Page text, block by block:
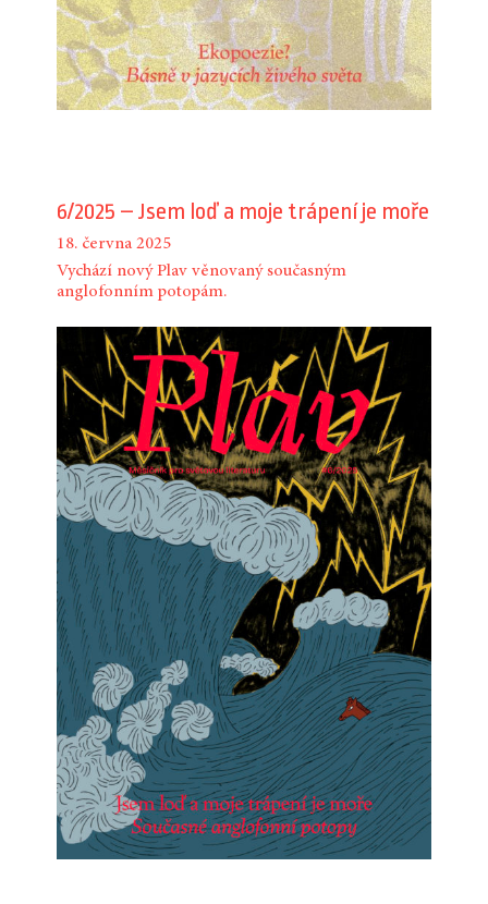
6/2025 – Jsem loď a moje trápení je moře
18. června 2025
Vychází nový Plav věnovaný současným
anglofonním potopám.